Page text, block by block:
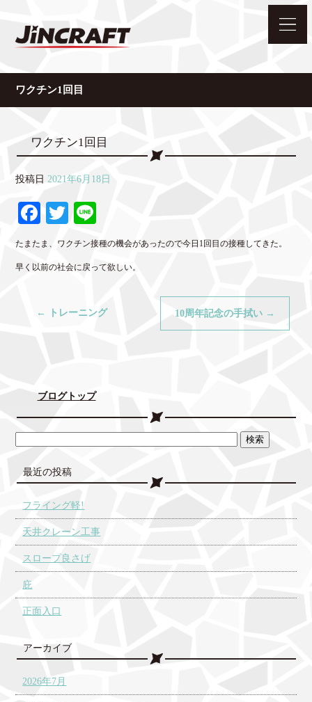
ワクチン1回目
ワクチン1回目
投稿日 2021年6月18日
Fa
ce
bo
ok
T
wi
tte
r
ne
たまたま、ワクチン接種の機会があったので今日1回目の接種してきた。
早く以前の社会に戻って欲しい。
← トレーニング 10周年記念の手拭い →
ブログトップ
最近の投稿
フライング軽!
天井クレーン工事
スロープ良さげ
庇
正面入口
アーカイブ
2026年7月